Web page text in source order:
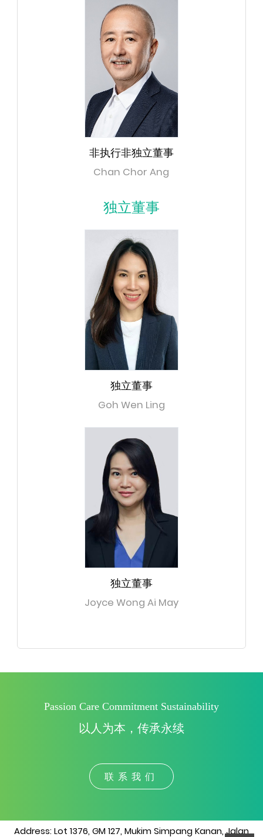
非执行非独立董事
Chan Chor Ang
独立董事
独立董事
Goh Wen Ling
独立董事
Joyce Wong Ai May
Passion Care Commitment Sustainability
以人为本，传承永续
联系我们
Address: Lot 1376, GM 127, Mukim Simpang Kanan, Jalan